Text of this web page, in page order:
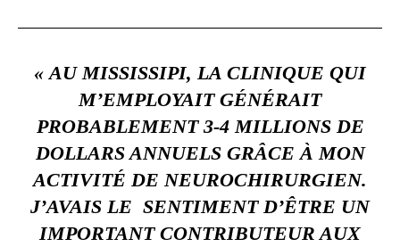
« AU MISSISSIPI, LA CLINIQUE QUI
M’EMPLOYAIT GÉNÉRAIT
PROBABLEMENT 3-4 MILLIONS DE
DOLLARS ANNUELS GRÂCE À MON
ACTIVITÉ DE NEUROCHIRURGIEN.
J’AVAIS LE SENTIMENT D’ÊTRE UN
IMPORTANT CONTRIBUTEUR AUX